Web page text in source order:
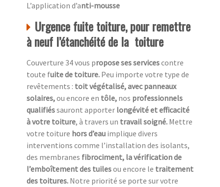
L’application d’anti-mousse
Urgence fuite toiture, pour remettre
à neuf l’étanchéité de la toiture
Couverture 34 vous propose ses servicescontre
toute fuite de toiture. Peu importe votre type de
revêtements : toit végétalisé, avec panneaux
solaires,ou encore en tôle, nos professionnels
qualifiéssauront apporter longévité et efficacité
à votre toiture, à travers un travail soigné. Mettre
votre toiture hors d’eau implique divers
interventions comme l’installation des isolants,
des membranes fibrociment, la vérification de
l’emboîtement des tuilesou encore le traitement
des toitures. Notre priorité se porte sur votre